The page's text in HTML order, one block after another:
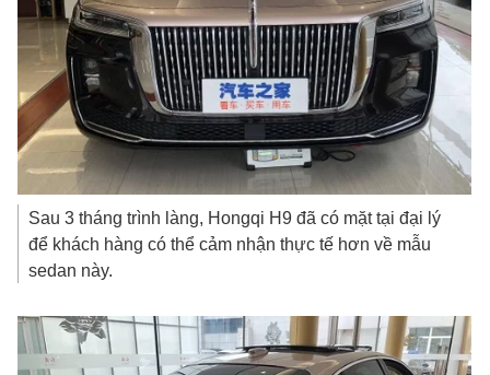
Sau 3 tháng trình làng, Hongqi H9 đã có mặt tại đại lý
để khách hàng có thể cảm nhận thực tế hơn về mẫu
sedan này.